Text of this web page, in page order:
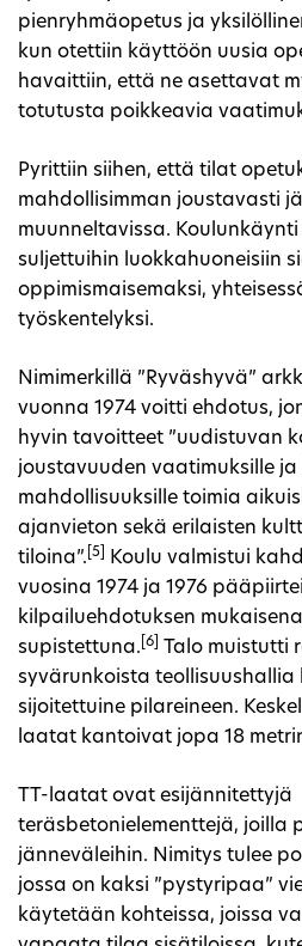
pienryhmäopetus ja
kun otettiin käyttöön uusia
havaittiin, että ne asettavat
totutusta poikkeavia
Pyrittiin siihen, että tilat
mahdollisimman joustavasti
muunneltavissa.
suljettuihin luokkahuoneisiin
oppimismaisemaksi,
työskentelyksi.
Nimimerkillä ”Ryväshyvä”
vuonna 1974 voitti ehdotus,
hyvin tavoitteet ”uudistuvan
joustavuuden vaatimuksille ja
mahdollisuuksille toimia
ajanvieton sekä erilaisten
tiloina”. [5]
Koulu valmistui
vuosina 1974 ja 1976
kilpailuehdotuksen
supistettuna. [6]
Talo muistutti
syvärunkoista
sijoitettuine pilareineen.
laatat kantoivat jopa 18
TT-laatat ovat esijännitettyjä
teräsbetonielementtejä, joilla
jänneväleihin. Nimitys tulee
jossa on kaksi ”pystyripaa”
käytetään kohteissa, joissa